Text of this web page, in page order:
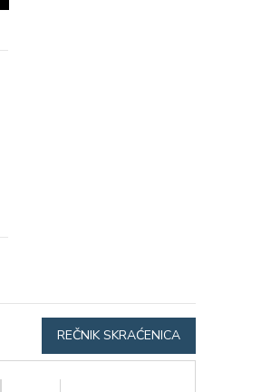
REČNIK SKRAĆENICA